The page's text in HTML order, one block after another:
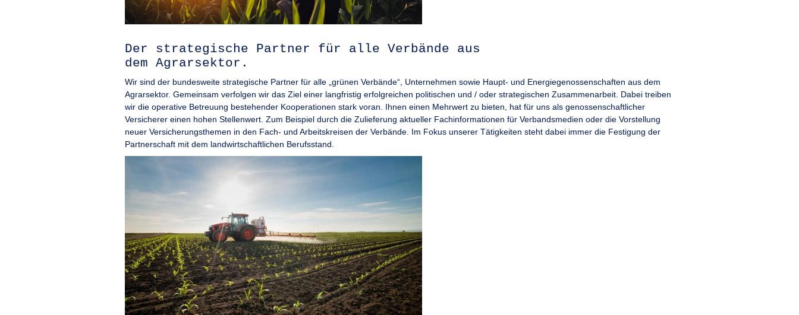
Der strategische Partner für alle Verbände aus
dem Agrarsektor.
Wir sind der bundesweite strategische Partner für alle „grünen Verbände“, Unternehmen sowie Haupt- und Energiegenossenschaften aus dem
Agrarsektor. Gemeinsam verfolgen wir das Ziel einer langfristig erfolgreichen politischen und / oder strategischen Zusammenarbeit. Dabei treiben
wir die operative Betreuung bestehender Kooperationen stark voran. Ihnen einen Mehrwert zu bieten, hat für uns als genossenschaftlicher
Versicherer einen hohen Stellenwert. Zum Beispiel durch die Zulieferung aktueller Fachinformationen für Verbandsmedien oder die Vorstellung
neuer Versicherungsthemen in den Fach- und Arbeitskreisen der Verbände. Im Fokus unserer Tätigkeiten steht dabei immer die Festigung der
Partnerschaft mit dem landwirtschaftlichen Berufsstand.